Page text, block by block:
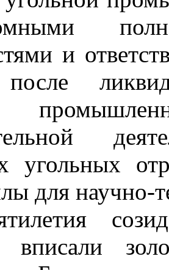
и
угольных
для научно-
вписали